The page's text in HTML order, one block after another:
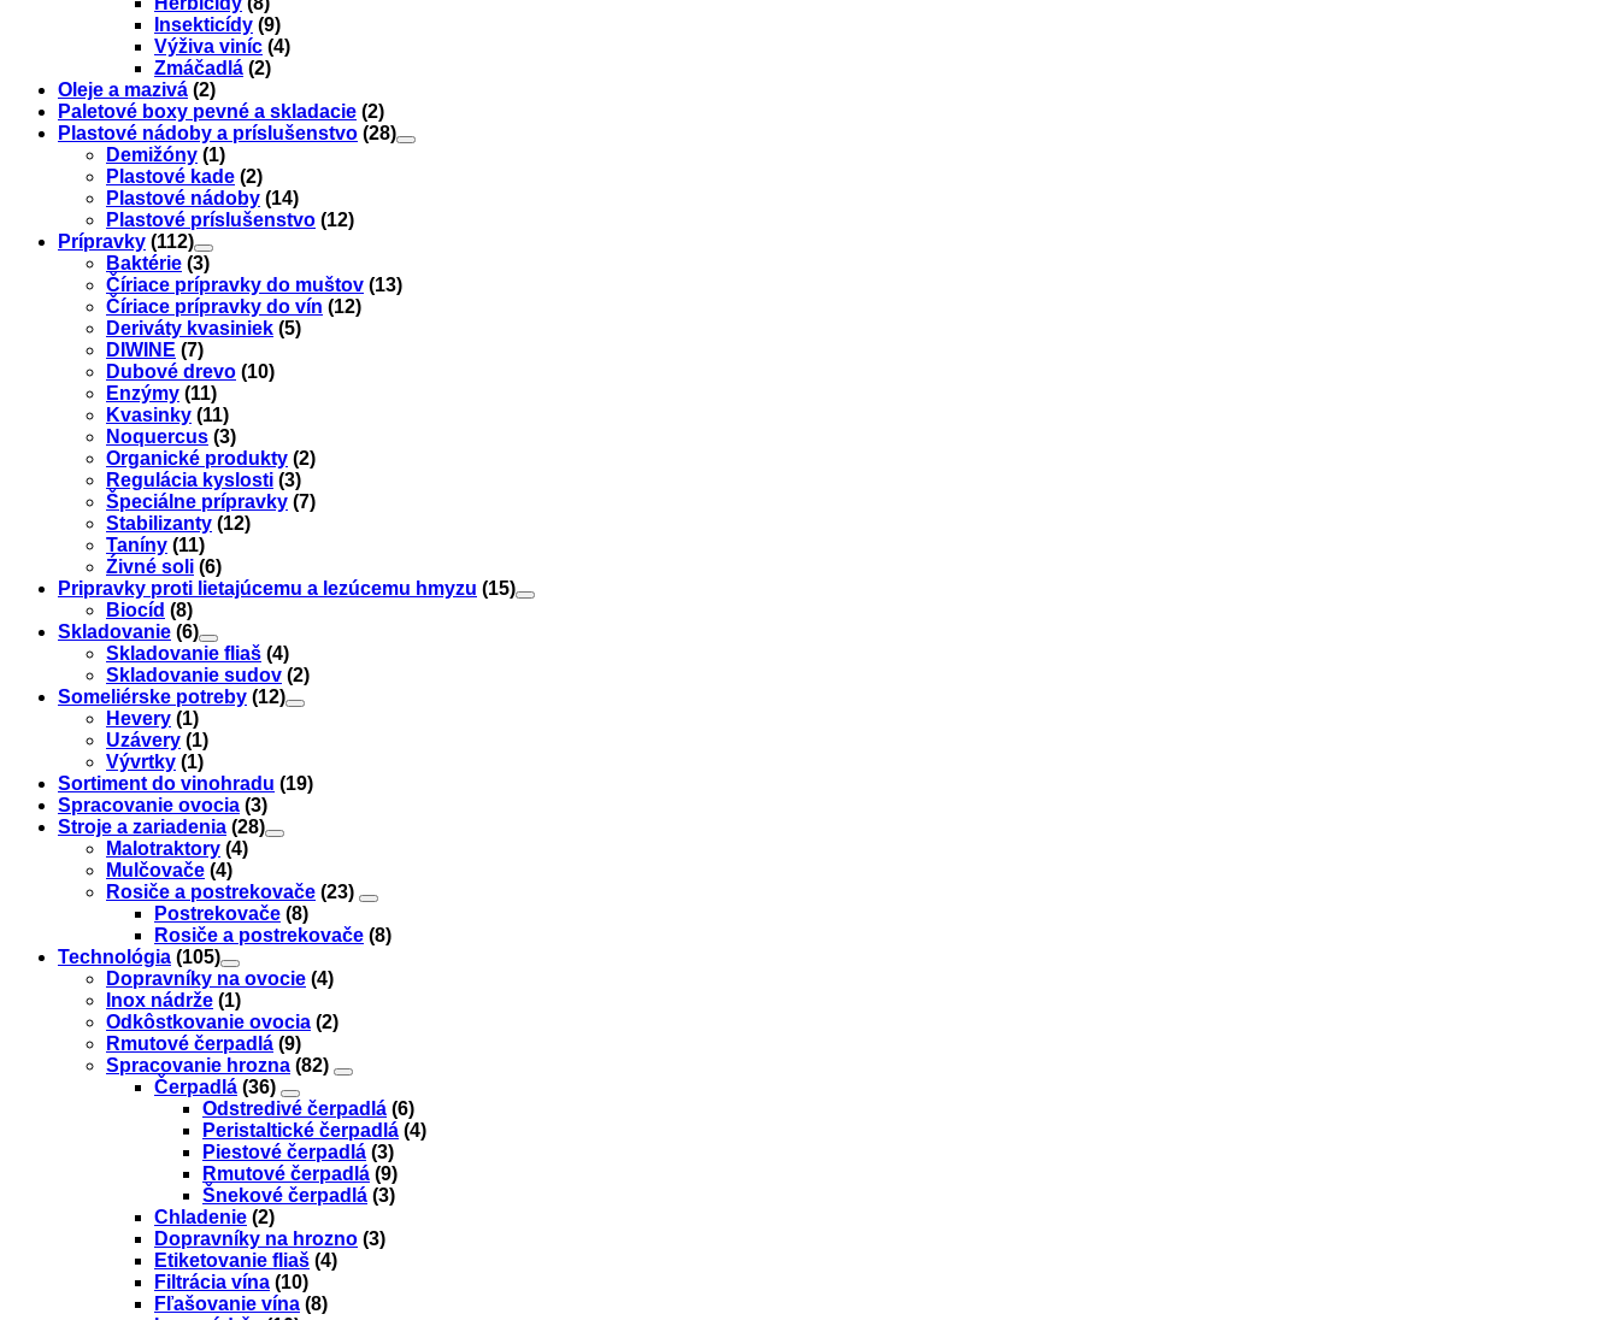
Insekticídy (9)
Výživa viníc (4)
Zmáčadlá (2)
Oleje a mazivá (2)
Paletové boxy pevné a skladacie (2)
Plastové nádoby a príslušenstvo (28)
Demižóny (1)
Plastové kade (2)
Plastové nádoby (14)
Plastové príslušenstvo (12)
Prípravky (112)
Baktérie (3)
Číriace prípravky do muštov (13)
Číriace prípravky do vín (12)
Deriváty kvasiniek (5)
DIWINE (7)
Dubové drevo (10)
Enzýmy (11)
Kvasinky (11)
Noquercus (3)
Organické produkty (2)
Regulácia kyslosti (3)
Špeciálne prípravky (7)
Stabilizanty (12)
Taníny (11)
Źivné soli (6)
Pripravky proti lietajúcemu a lezúcemu hmyzu (15)
Biocíd (8)
Skladovanie (6)
Skladovanie fliaš (4)
Skladovanie sudov (2)
Someliérske potreby (12)
Hevery (1)
Uzávery (1)
Vývrtky (1)
Sortiment do vinohradu (19)
Spracovanie ovocia (3)
Stroje a zariadenia (28)
Malotraktory (4)
Mulčovače (4)
Rosiče a postrekovače (23)
Postrekovače (8)
Rosiče a postrekovače (8)
Technológia (105)
Dopravníky na ovocie (4)
Inox nádrže (1)
Odkôstkovanie ovocia (2)
Rmutové čerpadlá (9)
Spracovanie hrozna (82)
Čerpadlá (36)
Odstredivé čerpadlá (6)
Peristaltické čerpadlá (4)
Piestové čerpadlá (3)
Rmutové čerpadlá (9)
Šnekové čerpadlá (3)
Chladenie (2)
Dopravníky na hrozno (3)
Etiketovanie fliaš (4)
Filtrácia vína (10)
Fľašovanie vína (8)